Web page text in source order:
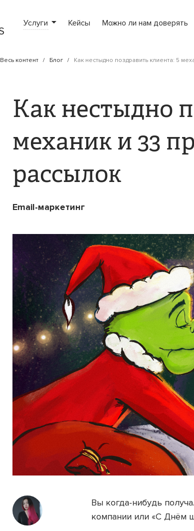
Услуги Кейсы Можно ли нам доверять
Весь контент Блог Как нестыдно поздравить клиента: 5
Как нестыдно
механик и 33
рассылок
Email-маркетинг
Вы когда-нибудь
компании или «С Днём